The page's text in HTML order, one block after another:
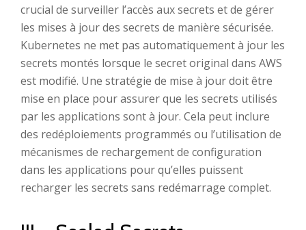
crucial de surveiller l’accès aux secrets et de gérer
les mises à jour des secrets de manière sécurisée.
Kubernetes ne met pas automatiquement à jour les
secrets montés lorsque le secret original dans AWS
est modifié. Une stratégie de mise à jour doit être
mise en place pour assurer que les secrets utilisés
par les applications sont à jour. Cela peut inclure
des redéploiements programmés ou l’utilisation de
mécanismes de rechargement de configuration
dans les applications pour qu’elles puissent
recharger les secrets sans redémarrage complet.